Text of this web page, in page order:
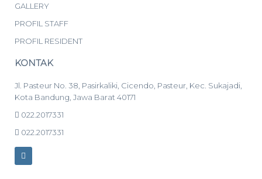
GALLERY
PROFIL STAFF
PROFIL RESIDENT
KONTAK
Jl. Pasteur No. 38, Pasirkaliki, Cicendo, Pasteur, Kec. Sukajadi,
Kota Bandung, Jawa Barat 40171
022.2017331
022.2017331